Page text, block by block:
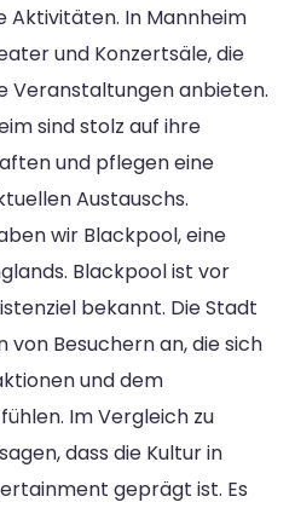
Aktivitäten. In Mannheim
und Konzertsäle, die
Veranstaltungen anbieten.
sind stolz auf ihre
und pflegen eine
Austauschs.
wir Blackpool, eine
Blackpool ist vor
bekannt. Die Stadt
von Besuchern an, die sich
und dem
Im Vergleich zu
dass die Kultur in
geprägt ist. Es